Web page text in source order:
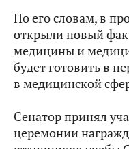
По его словам, в
открыли новый
медицины и
будет готовить в
в медицинской
Сенатор принял
церемонии